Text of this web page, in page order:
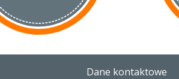
Dane kontaktowe